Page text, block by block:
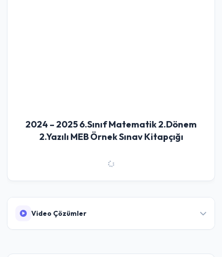
2024 – 2025 6.Sınıf Matematik 2.Dönem
2.Yazılı MEB Örnek Sınav Kitapçığı
Video Çözümler